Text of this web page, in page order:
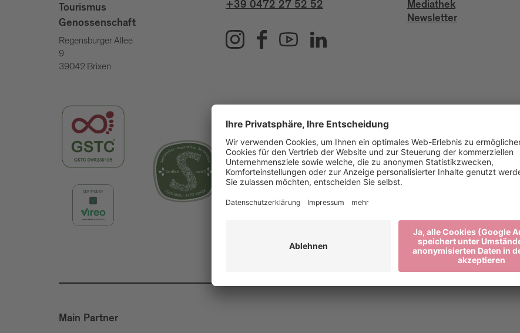
Tourismus
Genossenschaft
Regensburger Allee
9
39042 Brixen
+39 0472 27 52 52
Mediathek
Newsletter
Main Partner